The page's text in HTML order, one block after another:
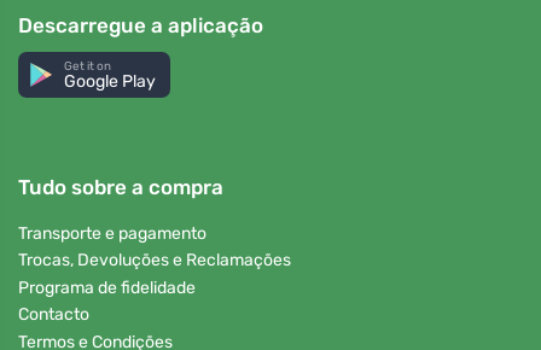
Descarregue a aplicação
Get it on
Google Play
Tudo sobre a compra
Transporte e pagamento
Trocas, Devoluções e Reclamações
Programa de fidelidade
Contacto
Termos e Condições